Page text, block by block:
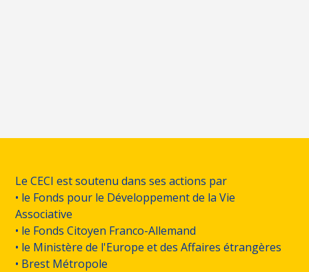
Le CECI est soutenu dans ses actions par
• le Fonds pour le Développement de la Vie
Associative
• le Fonds Citoyen Franco-Allemand
• le Ministère de l'Europe et des Affaires étrangères
• Brest Métropole